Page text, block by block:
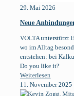
29. Mai 2026
Neue
VOLTA unterstützt
wo im Alltag
entstehen: bei
Do you like it?
Weiterlesen
11. November 2025